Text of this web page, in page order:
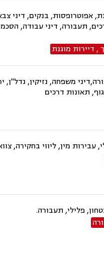
בנקים, דיני צבא
תעבורה, דיני עבודה,
, דיירות מוגנת
משפחה, נזיקין, נדל"ן,
תאונות דרכים
מין, ליווי בחקירה,
פלילי, תעבורה.